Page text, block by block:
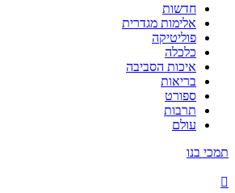
חדשות
אלימות מגדרית
פוליטיקה
כלכלה
איכות הסביבה
בריאות
ספורט
תרבות
עולם
תמכי בנו